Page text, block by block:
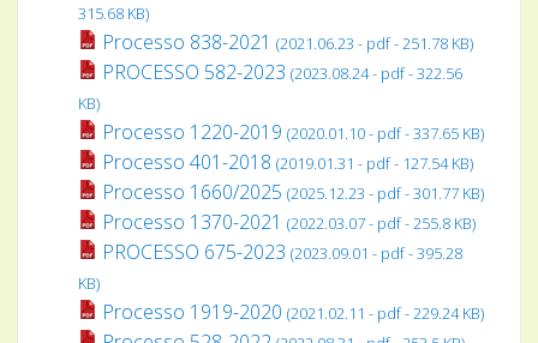
315.68 KB)
Processo 838-2021 (2021.06.23 - pdf - 251.78 KB)
PROCESSO 582-2023 (2023.08.24 - pdf - 322.56
KB)
Processo 1220-2019 (2020.01.10 - pdf - 337.65 KB)
Processo 401-2018 (2019.01.31 - pdf - 127.54 KB)
Processo 1660/2025 (2025.12.23 - pdf - 301.77 KB)
Processo 1370-2021 (2022.03.07 - pdf - 255.8 KB)
PROCESSO 675-2023 (2023.09.01 - pdf - 395.28
KB)
Processo 1919-2020 (2021.02.11 - pdf - 229.24 KB)